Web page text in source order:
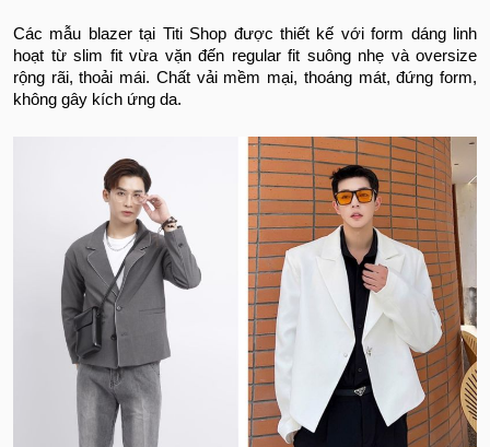
Các mẫu blazer tại Titi Shop được thiết kế với form dáng linh
hoạt từ slim fit vừa vặn đến regular fit suông nhẹ và oversize
rộng rãi, thoải mái. Chất vải mềm mại, thoáng mát, đứng form,
không gây kích ứng da.